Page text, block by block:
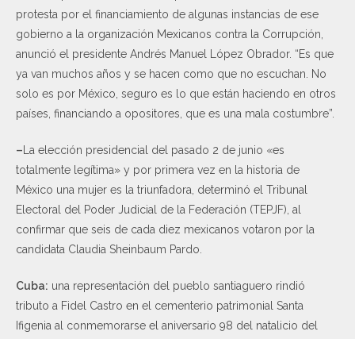
protesta por el financiamiento de algunas instancias de ese
gobierno a la organización Mexicanos contra la Corrupción,
anunció el presidente Andrés Manuel López Obrador. “Es que
ya van muchos años y se hacen como que no escuchan. No
solo es por México, seguro es lo que están haciendo en otros
países, financiando a opositores, que es una mala costumbre”.
– La elección presidencial del pasado 2 de junio «es
totalmente legítima» y por primera vez en la historia de
México una mujer es la triunfadora, determinó el Tribunal
Electoral del Poder Judicial de la Federación (TEPJF), al
confirmar que seis de cada diez mexicanos votaron por la
candidata Claudia Sheinbaum Pardo.
Cuba: una representación del pueblo santiaguero rindió
tributo a Fidel Castro en el cementerio patrimonial Santa
Ifigenia al conmemorarse el aniversario 98 del natalicio del